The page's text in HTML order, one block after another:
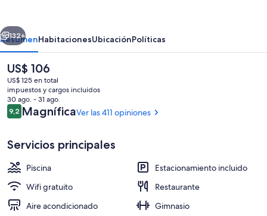
Patong
Beach
Resort
Vista desde la propiedad
Siguiente
132+
ResumenHabitacionesUbicaciónPolíticas
El
precio
actual
es
de
US$ 106
US$ 106
US$ 125 en total
impuestos y cargos incluidos
30 ago. - 31 ago.
Opiniones
9,29,2 de 10
MagníficaVer las 411 opiniones
Servicios principales
Piscina
Estacionamiento incluido
Wifi gratuito
Restaurante
Aire acondicionado
Gimnasio